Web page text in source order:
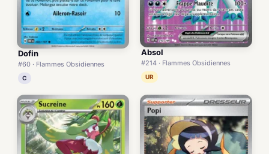
Dofin
#60 · Flammes Obsidiennes
C
Absol
#214 · Flammes Obsidiennes
UR